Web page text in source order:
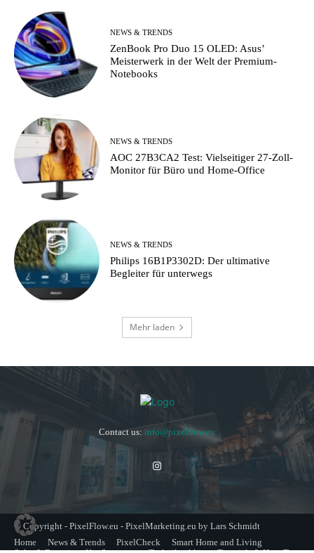
NEWS & TRENDS
ZenBook Pro Duo 15 OLED: Asus’
Meisterwerk in der Welt der Premium-
Notebooks
NEWS & TRENDS
AOC 27B3CA2 Test: Vielseitiger 27-Zoll-
Monitor für Büro und Home-Office
NEWS & TRENDS
Philips 16B1P3302D: Der ultimative
Begleiter für unterwegs
Mehr laden
Contact us: info@pixelflow.eu
© Copyright - PixelFlow.eu - PixelMarketing.eu by Lars Schmidt
Home
News & Trends PixelCheck
Smart Home and Living